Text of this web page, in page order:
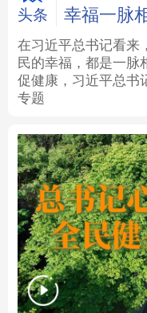
城市 旅
彩票 娱
公益
文化产业
地方频道
北京 天
辽宁 吉
头条
幸福一脉
在习近平总书记看来
民的幸福，都是一脉
促健康，习近平总书
专题